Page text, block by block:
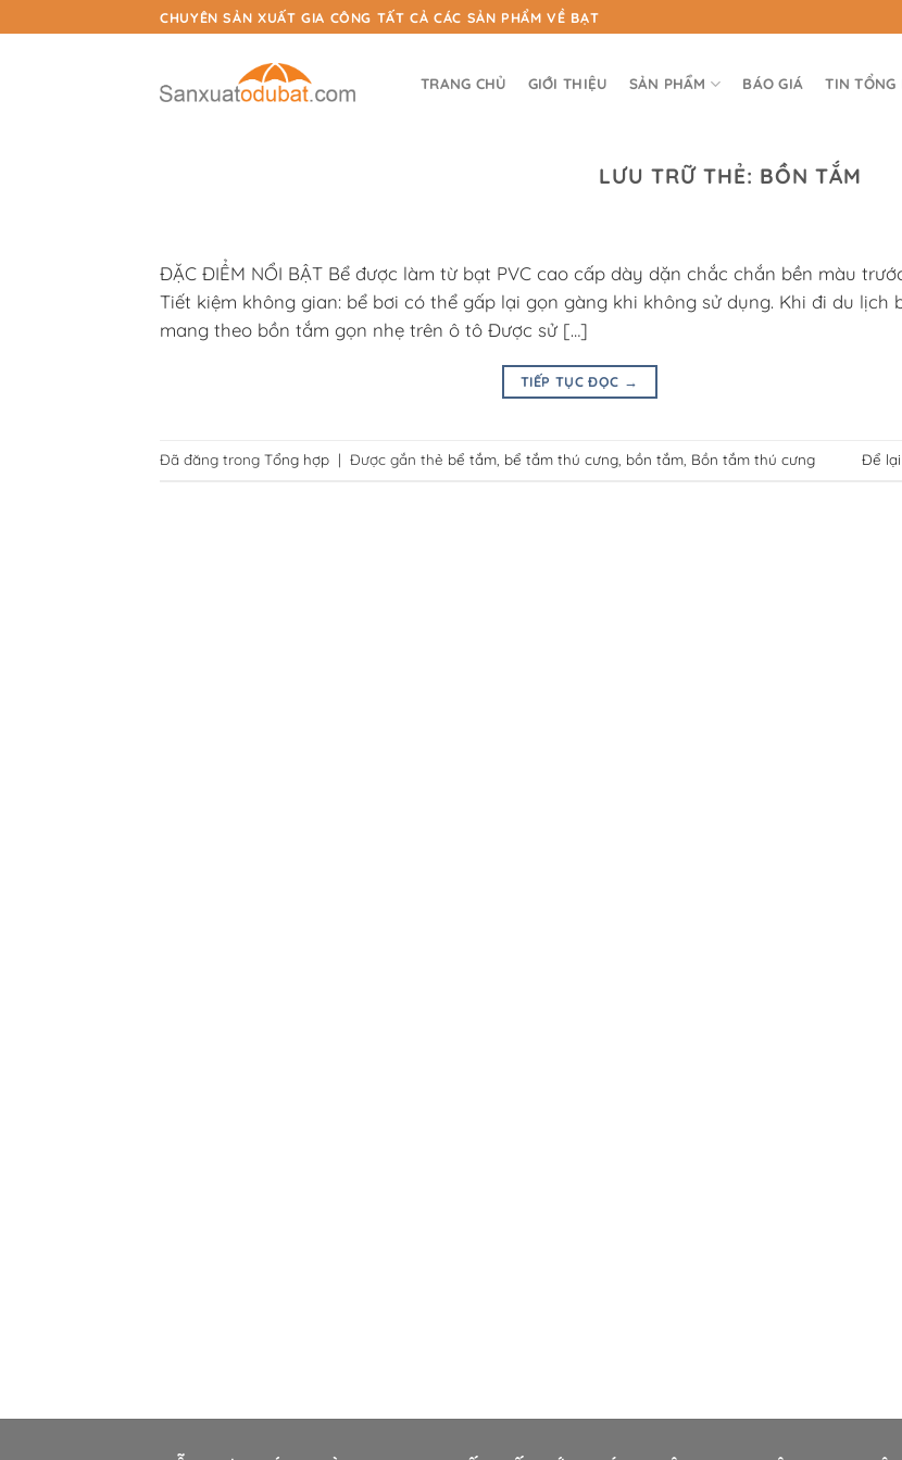
đến
CHUYÊN SẢN XUẤT GIA CÔNG TẤT CẢ CÁC SẢN PHẨM VỀ BẠT
TRANG CHỦ GIỚI THIỆU SẢN PHẨM BÁO GIÁ TIN TỔNG
LƯU TRỮ THẺ: BỒN TẮM
ĐẶC ĐIỂM NỔI BẬT Bể được làm từ bạt PVC cao cấp dày dặn chắc chắn bền màu
Tiết kiệm không gian: bể bơi có thể gấp lại gọn gàng khi không sử dụng. Khi đi du lịch
mang theo bồn tắm gọn nhẹ trên ô tô Được sử […]
TIẾP TỤC ĐỌC →
Đã đăng trong Tổng hợp | Được gắn thẻ bể tắm bể tắm thú cưng bồn tắm Bồn tắm thú cưng Để